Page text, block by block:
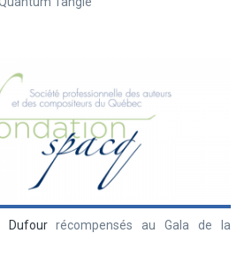
Dufourrécompensés au Gala de la